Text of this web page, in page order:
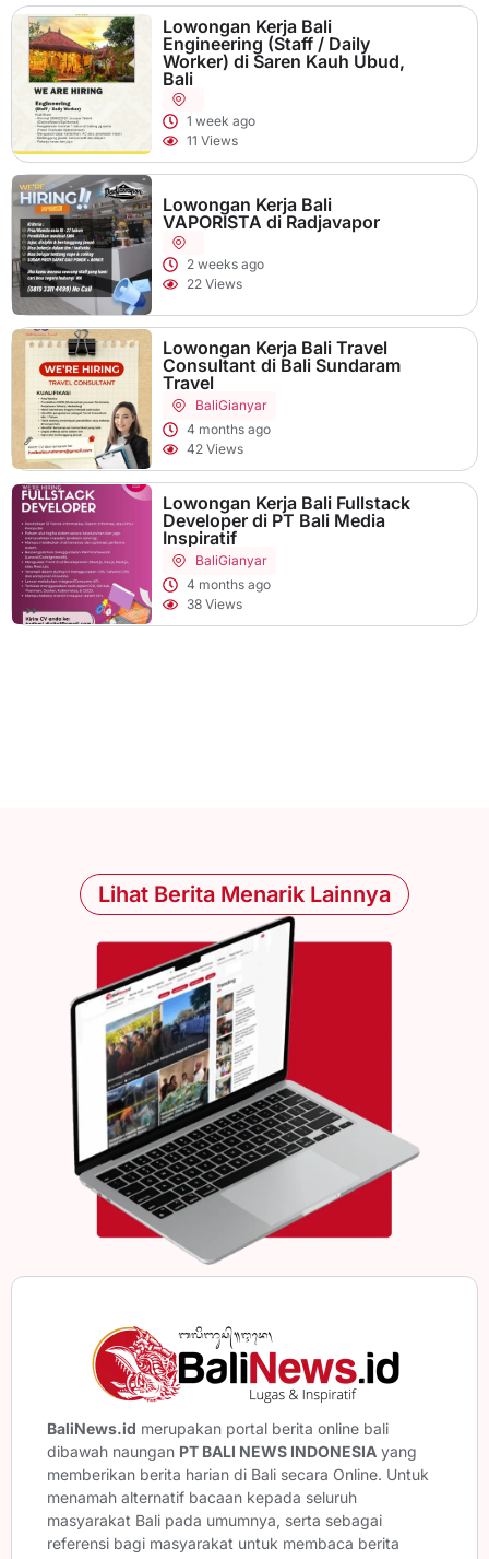
Lowongan Kerja Bali
Engineering (Staff / Daily
Worker) di Saren Kauh Ubud,
Bali
1 week ago
11 Views
Lowongan Kerja Bali
VAPORISTA di Radjavapor
2 weeks ago
22 Views
Lowongan Kerja Bali Travel
Consultant di Bali Sundaram
Travel
BaliGianyar
4 months ago
42 Views
Lowongan Kerja Bali Fullstack
Developer di PT Bali Media
Inspiratif
BaliGianyar
4 months ago
38 Views
Lihat Berita Menarik Lainnya
BaliNews.id merupakan portal berita online bali
dibawah naungan PT BALI NEWS INDONESIA yang
memberikan berita harian di Bali secara Online. Untuk
menamah alternatif bacaan kepada seluruh
masyarakat Bali pada umumnya, serta sebagai
referensi bagi masyarakat untuk membaca berita